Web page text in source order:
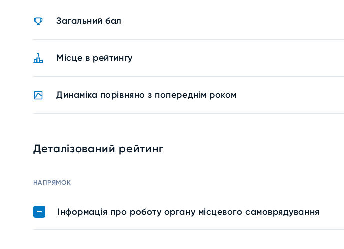
Загальний бал
Місце в рейтингу
Динаміка порівняно з попереднім роком
Деталізований рейтинг
НАПРЯМОК
Інформація про роботу органу місцевого самоврядування